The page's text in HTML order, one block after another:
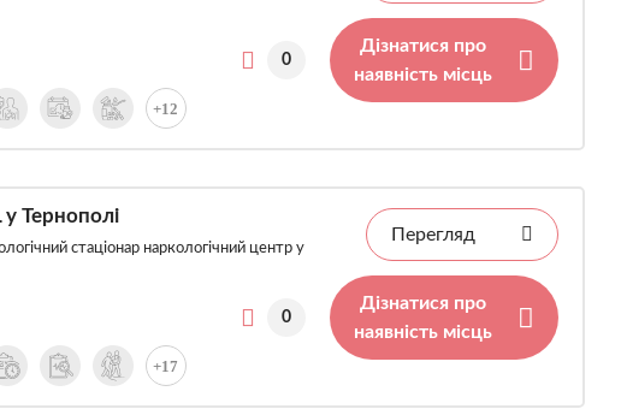
0
+12
Дізнатися про
наявність місць
Тернополі
стаціонар наркологічний центр у
0
+17
Перегляд
Дізнатися про
наявність місць